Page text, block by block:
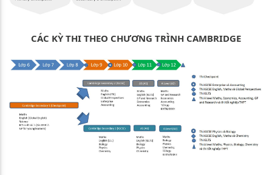
CÁC KỲ THI THEO CHƯƠNG TRÌNH CAMBRIDGE